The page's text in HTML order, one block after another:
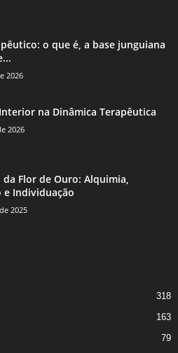
o que é, a base junguiana
2026
na Dinâmica Terapêutica
2026
da Flor de Ouro: Alquimia,
e Individuação
2025
318
163
79